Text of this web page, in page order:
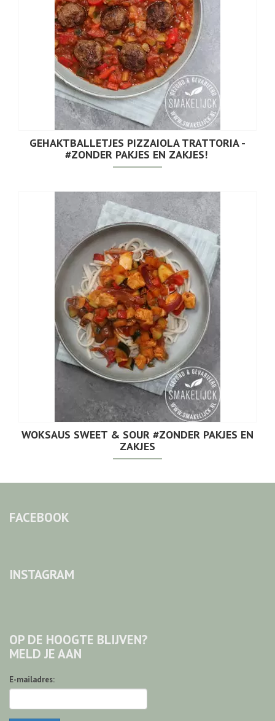
GEHAKTBALLETJES PIZZAIOLA TRATTORIA -
#ZONDER PAKJES EN ZAKJES!
WOKSAUS SWEET & SOUR #ZONDER PAKJES EN
ZAKJES
FACEBOOK
INSTAGRAM
OP DE HOOGTE BLIJVEN?
MELD JE AAN
E-mailadres: